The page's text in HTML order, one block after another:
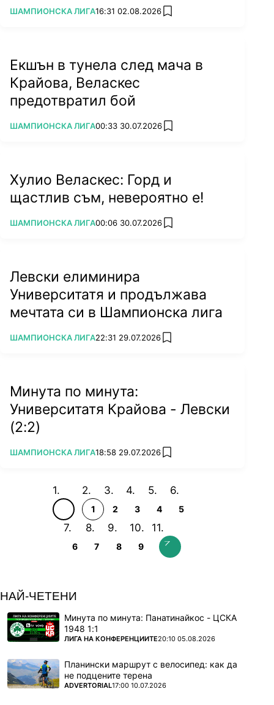
ПОВЕЧЕ ОТ
ШАМПИОНСКА ЛИГА16:31 02.08.2026 add favorites
Екшън в тунела след мача в
Крайова, Веласкес
предотвратил бой
ПОВЕЧЕ ОТ
ШАМПИОНСКА ЛИГА00:33 30.07.2026 add favorites
Хулио Веласкес: Горд и
щастлив съм, невероятно е!
ПОВЕЧЕ ОТ
ШАМПИОНСКА ЛИГА00:06 30.07.2026 add favorites
Левски елиминира
Университатя и продължава
мечтата си в Шампионска лига
ПОВЕЧЕ ОТ
ШАМПИОНСКА ЛИГА22:31 29.07.2026 add favorites
Минута по минута:
Университатя Крайова - Левски
(2:2)
ПОВЕЧЕ ОТ
ШАМПИОНСКА ЛИГА18:58 29.07.2026 add favorites
1 2 3 4 5
6 7 8 9
НАЙ-ЧЕТЕНИ
Минута по минута: Панатинайкос - ЦСКА
1948 1:1
ПОВЕЧЕ ОТ
ЛИГА НА КОНФЕРЕНЦИИТЕ20:10 05.08.2026
Планински маршрут с велосипед: как да
не подцените терена
ПОВЕЧЕ ОТ
ADVERTORIAL17:00 10.07.2026